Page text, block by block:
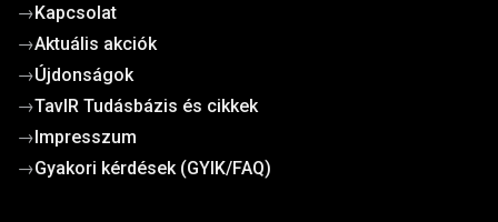
→Kapcsolat
→Aktuális akciók
→Újdonságok
→TavIR Tudásbázis és cikkek
→Impresszum
→Gyakori kérdések (GYIK/FAQ)